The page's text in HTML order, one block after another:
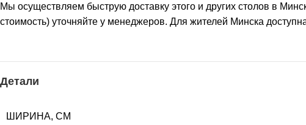
Мы осуществляем быструю доставку этого и других столов в
стоимость) уточняйте у менеджеров. Для жителей Минска
Детали
ШИРИНА, СМ